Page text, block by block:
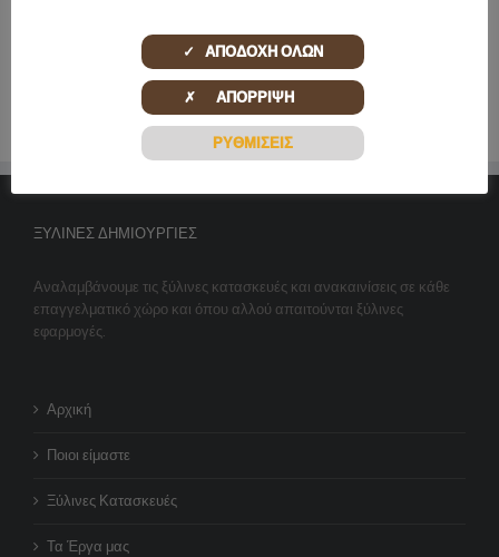
ΞΎΛΙΝΕΣ ΔΗΜΙΟΥΡΓΊΕΣ
Αναλαμβάνουμε τις ξύλινες κατασκευές και ανακαινίσεις σε κάθε
επαγγελματικό χώρο και όπου αλλού απαιτούνται ξύλινες
εφαρμογές.
Αρχική
Ποιοι είμαστε
Ξύλινες Κατασκευές
Τα Έργα μας
ΡΥΘΜΙΣΕΙΣ
✓ ΑΠΟΔΟΧΗ ΟΛΩΝ
✗ ΑΠΟΡΡΙΨΗ